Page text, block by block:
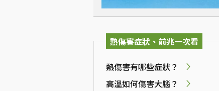
熱傷害症狀、前兆一次看
熱傷害有哪些症狀？
高溫如何傷害大腦？